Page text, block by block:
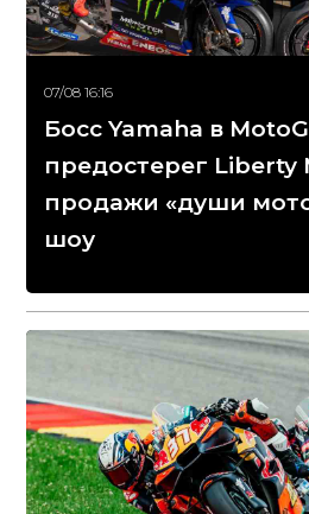
07/08 16:16
Босс Yamaha в
предостерег Liberty
продажи «души
шоу